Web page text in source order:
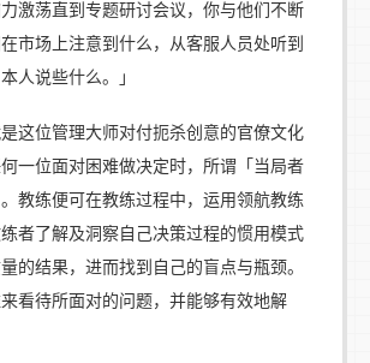
激荡直到专题研讨会议，你与他们不断
市场上注意到什么，从客服人员处听到
人说些什么。」
是这位管理大师对付扼杀创意的官僚文化
一位面对困难做决定时，所谓「当局者
教练便可在教练过程中，运用领航教练
者了解及洞察自己决策过程的惯用模式
的结果，进而找到自己的盲点与瓶颈。
看待所面对的问题，并能够有效地解